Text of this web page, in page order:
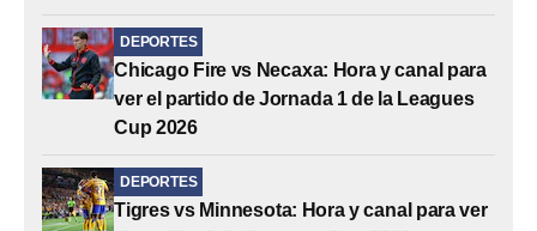
DEPORTES
Chicago Fire vs Necaxa: Hora y canal para
ver el partido de Jornada 1 de la Leagues
Cup 2026
DEPORTES
Tigres vs Minnesota: Hora y canal para ver